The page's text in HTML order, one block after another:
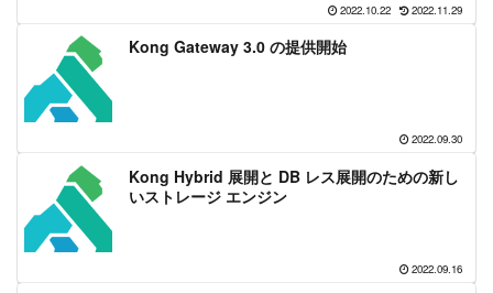
2022.10.22 2022.11.29
Kong Gateway 3.0 の提供開始
2022.09.30
Kong Hybrid 展開と DB レス展開のための新し
いストレージ エンジン
2022.09.16